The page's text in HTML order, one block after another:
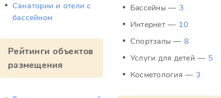
Санатории и отели с
бассейном
Рейтинги объектов
размещения
Бассейны — 3
Интернет — 10
Спортзалы — 8
Услуги для детей — 5
Косметология — 3